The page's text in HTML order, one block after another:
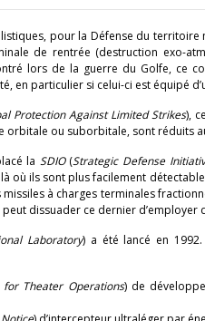
pour la Défense du territoire
de rentrée (destruction exo-
lors de la guerre du Golfe, ce
en particulier si celui-ci est équipé
Protection Against Limited Strikes),
ou suborbitale, sont réduits
la SDIO (Strategic Defense
où ils sont plus facilement
à charges terminales
dissuader ce dernier d’employer
Laboratory) a été lancé en
Theater Operations) de